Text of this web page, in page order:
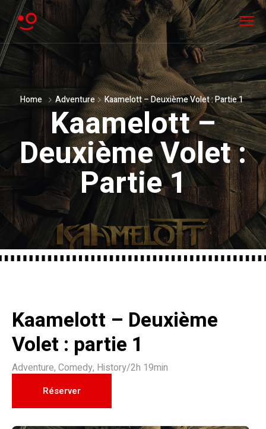
Home Adventure Kaamelott – Deuxième Volet : Partie 1
Kaamelott –
Deuxième Volet :
Partie 1
Kaamelott – Deuxième
Volet : partie 1
Adventure, Comedy, History/2h 19min
Réserver